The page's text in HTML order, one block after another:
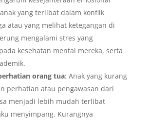
yang terlibat dalam konflik
atau yang melihat ketegangan di
mengalami stres yang
kesehatan mental mereka, serta
orang tua: Anak yang kurang
perhatian atau pengawasan dari
menjadi lebih mudah terlibat
menyimpang. Kurangnya